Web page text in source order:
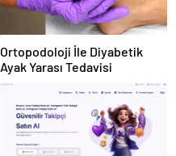
Ortopodoloji İle Diyabetik
Ayak Yarası Tedavisi